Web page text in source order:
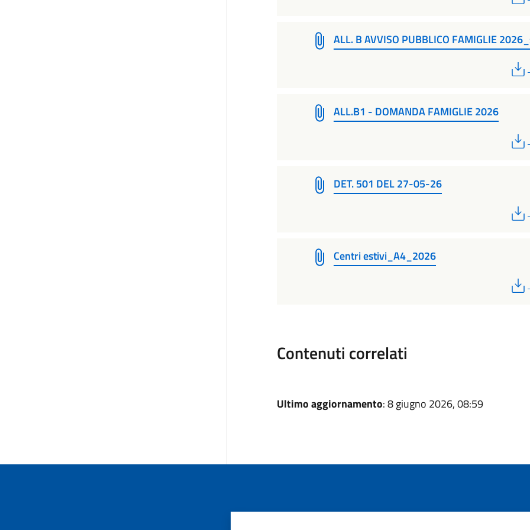
ALL. B AVVISO PUBBLICO FAMIGLIE
ALL.B1 - DOMANDA FAMIGLIE 2026
DET. 501 DEL 27-05-26
Centri estivi_A4_2026
Contenuti correlati
Ultimo aggiornamento: 8 giugno 2026, 08:59